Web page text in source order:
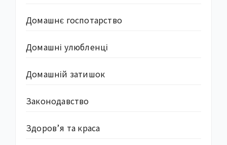
Домашнє госпотарство
Домашні улюбленці
Домашній затишок
Законодавство
Здоров’я та краса